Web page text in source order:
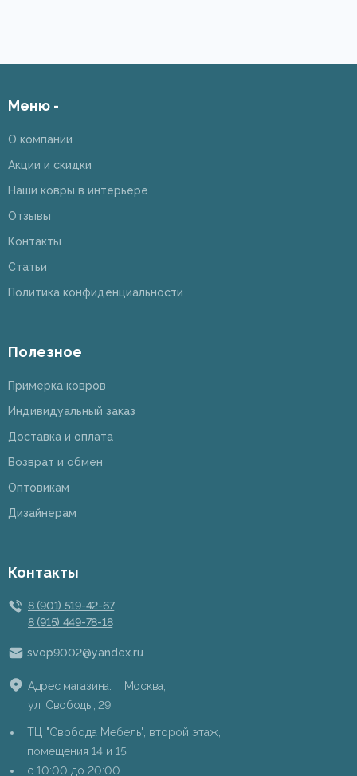
Меню -
О компании
Акции и скидки
Наши ковры в интерьере
Отзывы
Контакты
Статьи
Политика конфиденциальности
Полезное
Примерка ковров
Индивидуальный заказ
Доставка и оплата
Возврат и обмен
Оптовикам
Дизайнерам
Контакты
8 (901) 519-42-67
8 (915) 449-78-18
svop9002@yandex.ru
Адрес магазина: г. Москва,
ул. Свободы, 29
ТЦ "Свобода Мебель", второй этаж,
помещения 14 и 15
c 10:00 до 20:00